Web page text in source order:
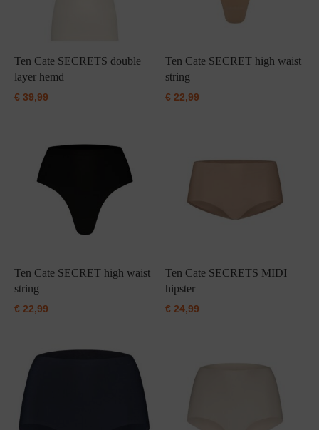
Ten Cate SECRETS double
layer hemd
€ 39,99
Ten Cate SECRET high waist
string
€22,99
Ten Cate SECRET high waist
string
€ 22,99
Ten Cate SECRETS MIDI
hipster
€24,99